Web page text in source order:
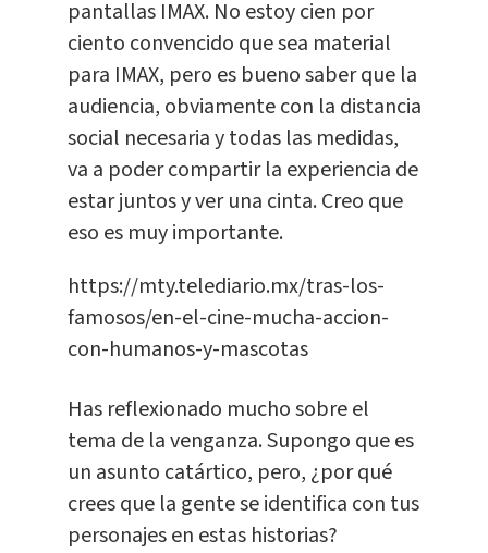
pantallas IMAX. No estoy cien por
ciento convencido que sea material
para IMAX, pero es bueno saber que la
audiencia, obviamente con la distancia
social necesaria y todas las medidas,
va a poder compartir la experiencia de
estar juntos y ver una cinta. Creo que
eso es muy importante.
https://mty.telediario.mx/tras-los-
famosos/en-el-cine-mucha-accion-
con-humanos-y-mascotas
Has reflexionado mucho sobre el
tema de la venganza. Supongo que es
un asunto catártico, pero, ¿por qué
crees que la gente se identifica con tus
personajes en estas historias?